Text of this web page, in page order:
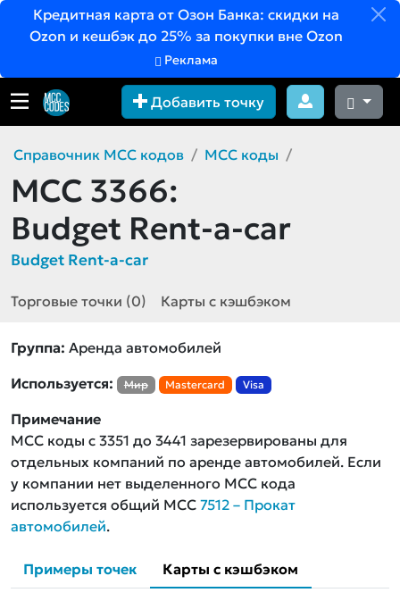
Кредитная карта от Озон Банка: скидки на
Ozon и кешбэк до 25% за покупки вне Ozon
Реклама
Добавить точку
Справочник MCC кодов MCC коды
MCC 3366:
Budget Rent-a-car
Budget Rent-a-car
Торговые точки (0) Карты с кэшбэком
Группа: Аренда автомобилей
Используется:
Мир Mastercard Visa
Примечание
MCC коды с 3351 до 3441 зарезервированы для
отдельных компаний по аренде автомобилей. Если
у компании нет выделенного MCC кода
используется общий MCC 7512 – Прокат
автомобилей.
Примеры точек Карты с кэшбэком